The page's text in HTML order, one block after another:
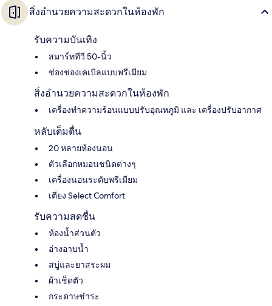
สิ่งอำนวยความสะดวกในห้องพัก
รับความบันเทิง
สมาร์ททีวี 50-นิ้ว
ช่องช่องเคเบิลแบบพรีเมียม
สิ่งอำนวยความสะดวกในห้องพัก
เครื่องทำความร้อนแบบปรับอุณหภูมิ และ เครื่องปรับอากาศ
หลับเต็มตื่น
20 หลายห้องนอน
ตัวเลือกหมอนชนิดต่างๆ
เครื่องนอนระดับพรีเมียม
เตียง Select Comfort
รับความสดชื่น
ห้องน้ำส่วนตัว
อ่างอาบน้ำ
สบู่และยาสระผม
ผ้าเช็ดตัว
กระดาษชำระ